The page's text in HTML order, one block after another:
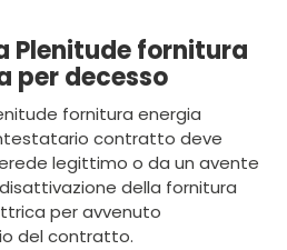
Plenitude fornitura
per decesso
fornitura energia
contratto deve
legittimo o da un avente
della fornitura
per avvenuto
del contratto.